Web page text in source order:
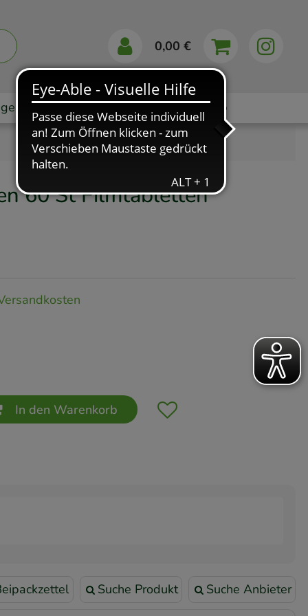
0,00 €
Markenshops Ratgeber App
60 StFilmtabletten
In den Warenkorb
Suche Produkt Suche Anbieter